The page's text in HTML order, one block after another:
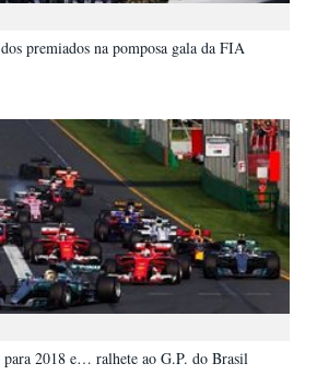
premiados na pomposa gala da FIA
2018 e… ralhete ao G.P. do Brasil